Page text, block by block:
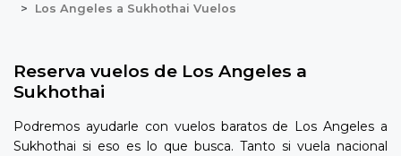
Los Angeles a Sukhothai Vuelos
Reserva vuelos de Los Angeles a
Sukhothai
Podremos ayudarle con vuelos baratos de Los Angeles a
Sukhothai si eso es lo que busca. Tanto si vuela nacional